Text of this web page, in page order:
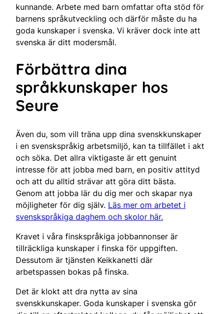
kunnande. Arbete med barn omfattar ofta stöd för
barnens språkutveckling och därför måste du ha
goda kunskaper i svenska. Vi kräver dock inte att
svenska är ditt modersmål.
Förbättra dina
språkkunskaper hos
Seure
Även du, som vill träna upp dina svenskkunskaper
i en svenskspråkig arbetsmiljö, kan ta tillfället i akt
och söka. Det allra viktigaste är ett genuint
intresse för att jobba med barn, en positiv attityd
och att du alltid strävar att göra ditt bästa.
Genom att jobba lär du dig mer och skapar nya
möjligheter för dig själv. Läs mer om arbetet i
svenskspråkiga daghem och skolor här.
Kravet i våra finskspråkiga jobbannonser är
tillräckliga kunskaper i finska för uppgiften.
Dessutom är tjänsten Keikkanetti där
arbetspassen bokas på finska.
Det är klokt att dra nytta av sina
svenskkunskaper. Goda kunskaper i svenska gör